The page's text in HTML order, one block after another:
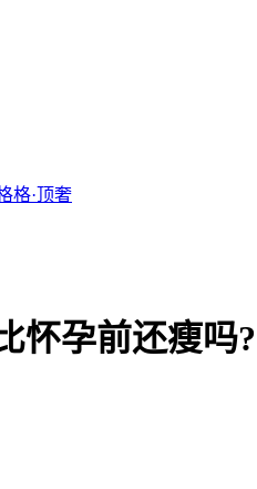
格·顶奢
怀孕前还瘦吗?